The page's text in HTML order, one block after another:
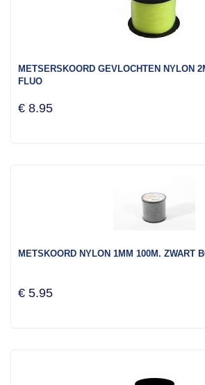
METSERSKOORD GEVLOCHTEN NYLON
FLUO
€ 8.95
METSKOORD NYLON 1MM 100M. ZWART
€ 5.95